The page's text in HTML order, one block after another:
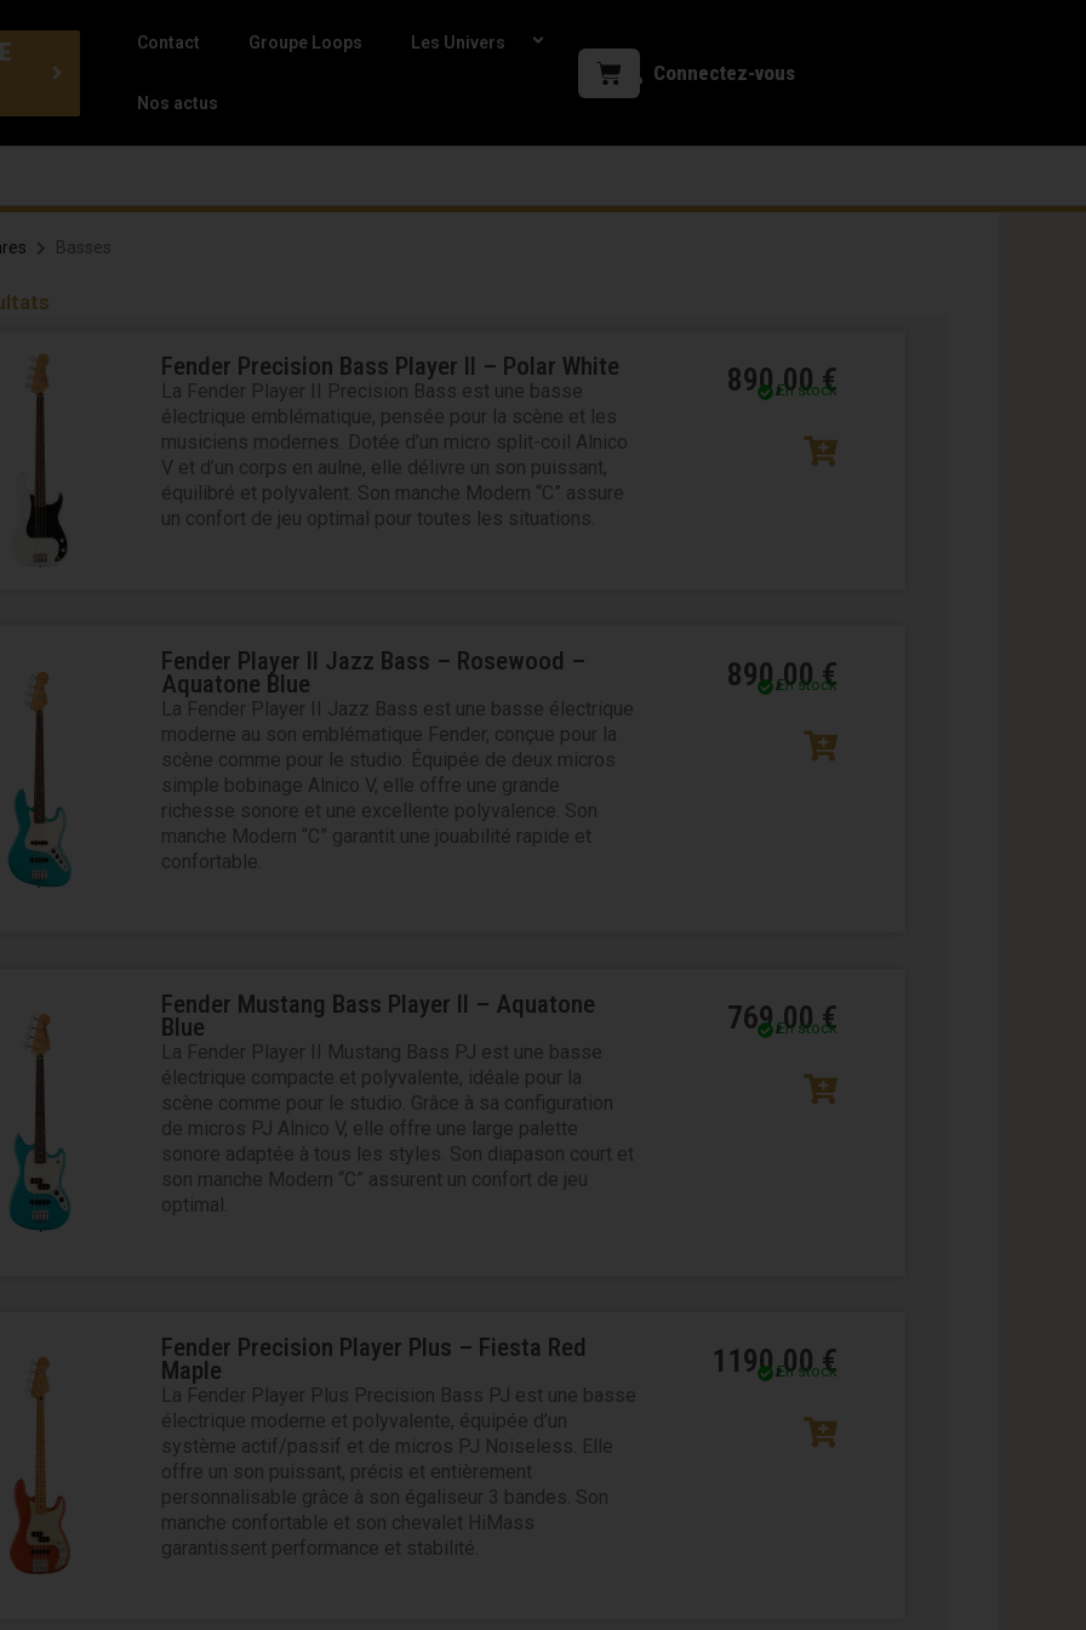
Contact Groupe Loops Les Univers
Nos actus
Connectez-vous
Basses
Fender Precision Bass Player II – Polar White
La Fender Player II Precision Bass est une basse
électrique emblématique, pensée pour la scène et les
musiciens modernes. Dotée d’un micro split-coil Alnico
V et d’un corps en aulne, elle délivre un son puissant,
équilibré et polyvalent. Son manche Modern “C” assure
un confort de jeu optimal pour toutes les situations.
890,00€
En stock
Fender Player II Jazz Bass – Rosewood –
Aquatone Blue
La Fender Player II Jazz Bass est une basse électrique
moderne au son emblématique Fender, conçue pour la
scène comme pour le studio. Équipée de deux micros
simple bobinage Alnico V, elle offre une grande
richesse sonore et une excellente polyvalence. Son
manche Modern “C” garantit une jouabilité rapide et
confortable.
890,00€
En stock
Fender Mustang Bass Player II – Aquatone
Blue
La Fender Player II Mustang Bass PJ est une basse
électrique compacte et polyvalente, idéale pour la
scène comme pour le studio. Grâce à sa configuration
de micros PJ Alnico V, elle offre une large palette
sonore adaptée à tous les styles. Son diapason court et
son manche Modern “C” assurent un confort de jeu
optimal.
769,00€
En stock
Fender Precision Player Plus – Fiesta Red
Maple
La Fender Player Plus Precision Bass PJ est une basse
électrique moderne et polyvalente, équipée d’un
système actif/passif et de micros PJ Noiseless. Elle
offre un son puissant, précis et entièrement
personnalisable grâce à son égaliseur 3 bandes. Son
manche confortable et son chevalet HiMass
garantissent performance et stabilité.
1190,00€
En stock